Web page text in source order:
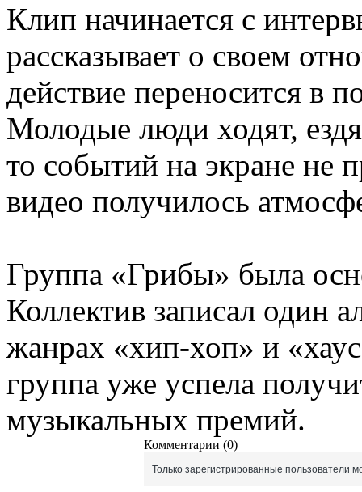
Клип начинается с
рассказывает о своем
действие переносится в
Молодые люди ходят,
то событий на экране не
видео получилось
Группа «Грибы» была
Коллектив записал один
жанрах «хип-хоп» и
группа уже успела
музыкальных премий.
Комментарии (0)
Только зарегистрированные пользователи